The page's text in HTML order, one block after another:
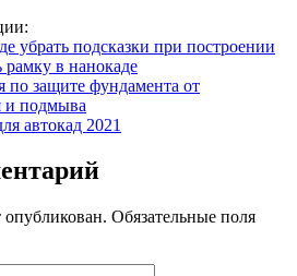
убрать подсказки при построении
рамку в нанокаде
по защите фундамента от
и подмыва
автокад 2021
опубликован. Обязательные поля